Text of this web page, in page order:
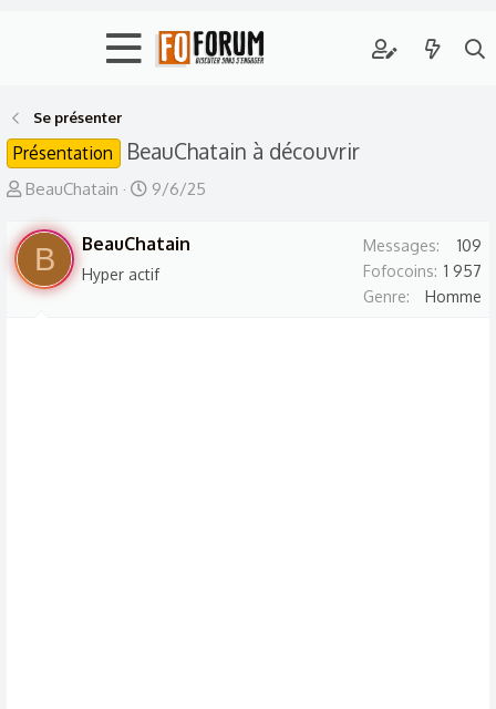
Se présenter
Présentation BeauChatain à découvrir
A
t
u
BeauChatain
D
t
e
9/6/25
B BeauChatain
Hyper actif
Messages
109
Fofocoins 1 957
Genre
Homme